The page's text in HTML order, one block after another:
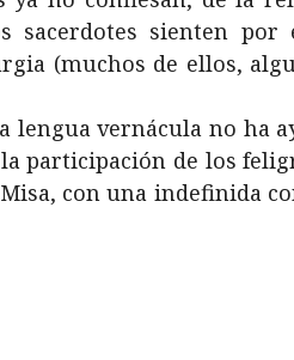
sacerdotes sienten
(muchos de ellos,
vernácula no ha
participación de los
con una indefinida